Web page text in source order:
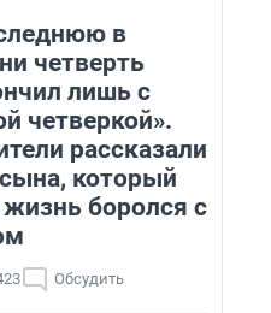
в
четверть
лишь с
четверкой».
рассказали
который
боролся с
Обсудить